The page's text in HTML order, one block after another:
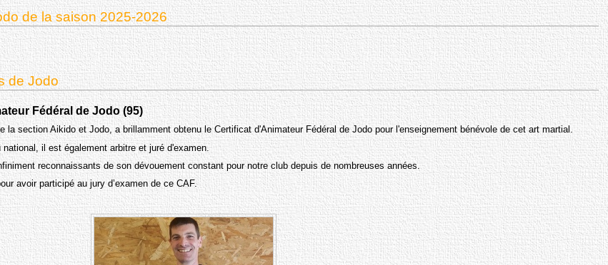
de la saison 2025-2026
de Jodo
Fédéral de Jodo (95)
la section Aikido et Jodo, a brillamment obtenu le Certificat d'Animateur Fédéral de Jodo pour l'enseignement bénévole de cet art martial.
il est également arbitre et juré d'examen.
reconnaissants de son dévouement constant pour notre club depuis de nombreuses années.
avoir participé au jury d’examen de ce CAF.